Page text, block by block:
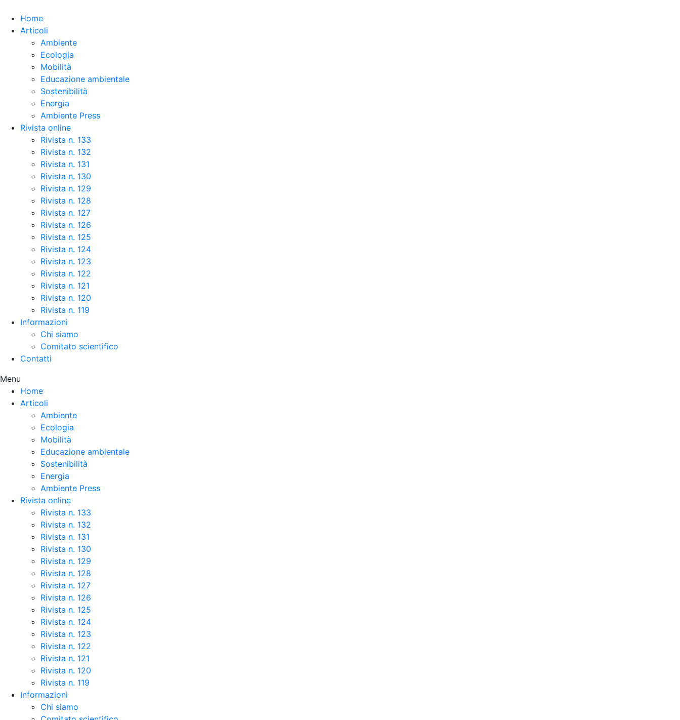
Home
Articoli
Ambiente
Ecologia
Mobilità
Educazione ambientale
Sostenibilità
Energia
Ambiente Press
Rivista online
Rivista n. 133
Rivista n. 132
Rivista n. 131
Rivista n. 130
Rivista n. 129
Rivista n. 128
Rivista n. 127
Rivista n. 126
Rivista n. 125
Rivista n. 124
Rivista n. 123
Rivista n. 122
Rivista n. 121
Rivista n. 120
Rivista n. 119
Informazioni
Chi siamo
Comitato scientifico
Contatti
Menu
Home
Articoli
Ambiente
Ecologia
Mobilità
Educazione ambientale
Sostenibilità
Energia
Ambiente Press
Rivista online
Rivista n. 133
Rivista n. 132
Rivista n. 131
Rivista n. 130
Rivista n. 129
Rivista n. 128
Rivista n. 127
Rivista n. 126
Rivista n. 125
Rivista n. 124
Rivista n. 123
Rivista n. 122
Rivista n. 121
Rivista n. 120
Rivista n. 119
Informazioni
Chi siamo